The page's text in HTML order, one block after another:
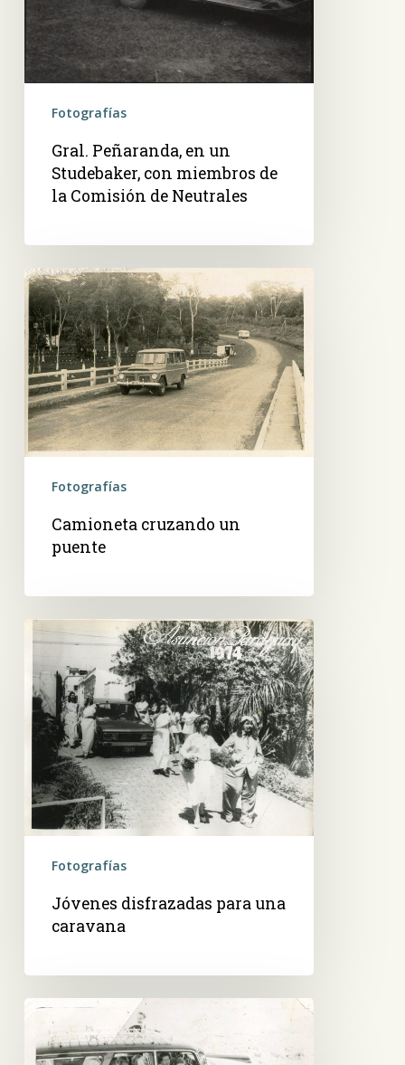
Comisión
de
Neutrales
Fotografías
Gral. Peñaranda, en un
Studebaker, con miembros de
la Comisión de Neutrales
Camioneta
cruzando
un
puente
Fotografías
Camioneta cruzando un
puente
Jóvenes
para
una
caravana
Fotografías
Jóvenes disfrazadas para una
caravana
Paseo
familiar,
en